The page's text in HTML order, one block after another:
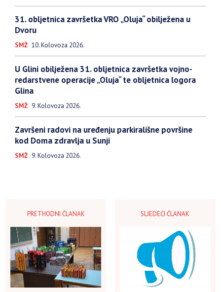
31. obljetnica završetka VRO „Oluja“ obilježena u
Dvoru
SMŽ 10. Kolovoza 2026.
U Glini obilježena 31. obljetnica završetka vojno-
redarstvene operacije „Oluja“ te obljetnica logora
Glina
SMŽ 9. Kolovoza 2026.
Završeni radovi na uređenju parkirališne površine
kod Doma zdravlja u Sunji
SMŽ 9. Kolovoza 2026.
PRETHODNI ČLANAK SLJEDEĆI ČLANAK